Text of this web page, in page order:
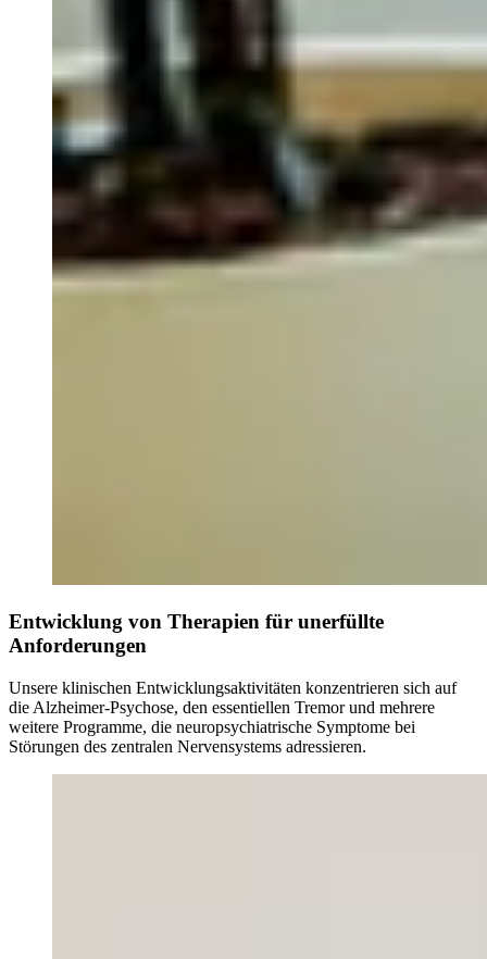
Entwicklung von Therapien für unerfüllte
Anforderungen
Unsere klinischen Entwicklungsaktivitäten konzentrieren sich auf
die Alzheimer-Psychose, den essentiellen Tremor und mehrere
weitere Programme, die neuropsychiatrische Symptome bei
Störungen des zentralen Nervensystems adressieren.